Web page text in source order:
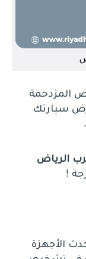
المزدحمة
سيارتك
الرياض
!
الأجهزة